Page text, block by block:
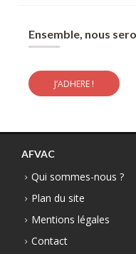
Ensemble, nous
J’ADHERE !
AFVAC
Qui sommes-nous ?
Plan du site
Mentions légales
Contact